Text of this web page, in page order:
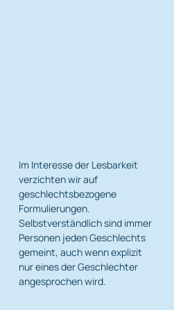
Im Interesse der Lesbarkeit
verzichten wir auf
geschlechtsbezogene
Formulierungen.
Selbstverständlich sind immer
Personen jeden Geschlechts
gemeint, auch wenn explizit
nur eines der Geschlechter
angesprochen wird.